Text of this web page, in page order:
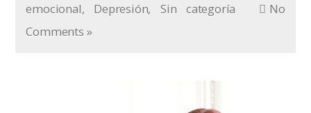
emocional, Depresión, Sin categoría
No
Comments »